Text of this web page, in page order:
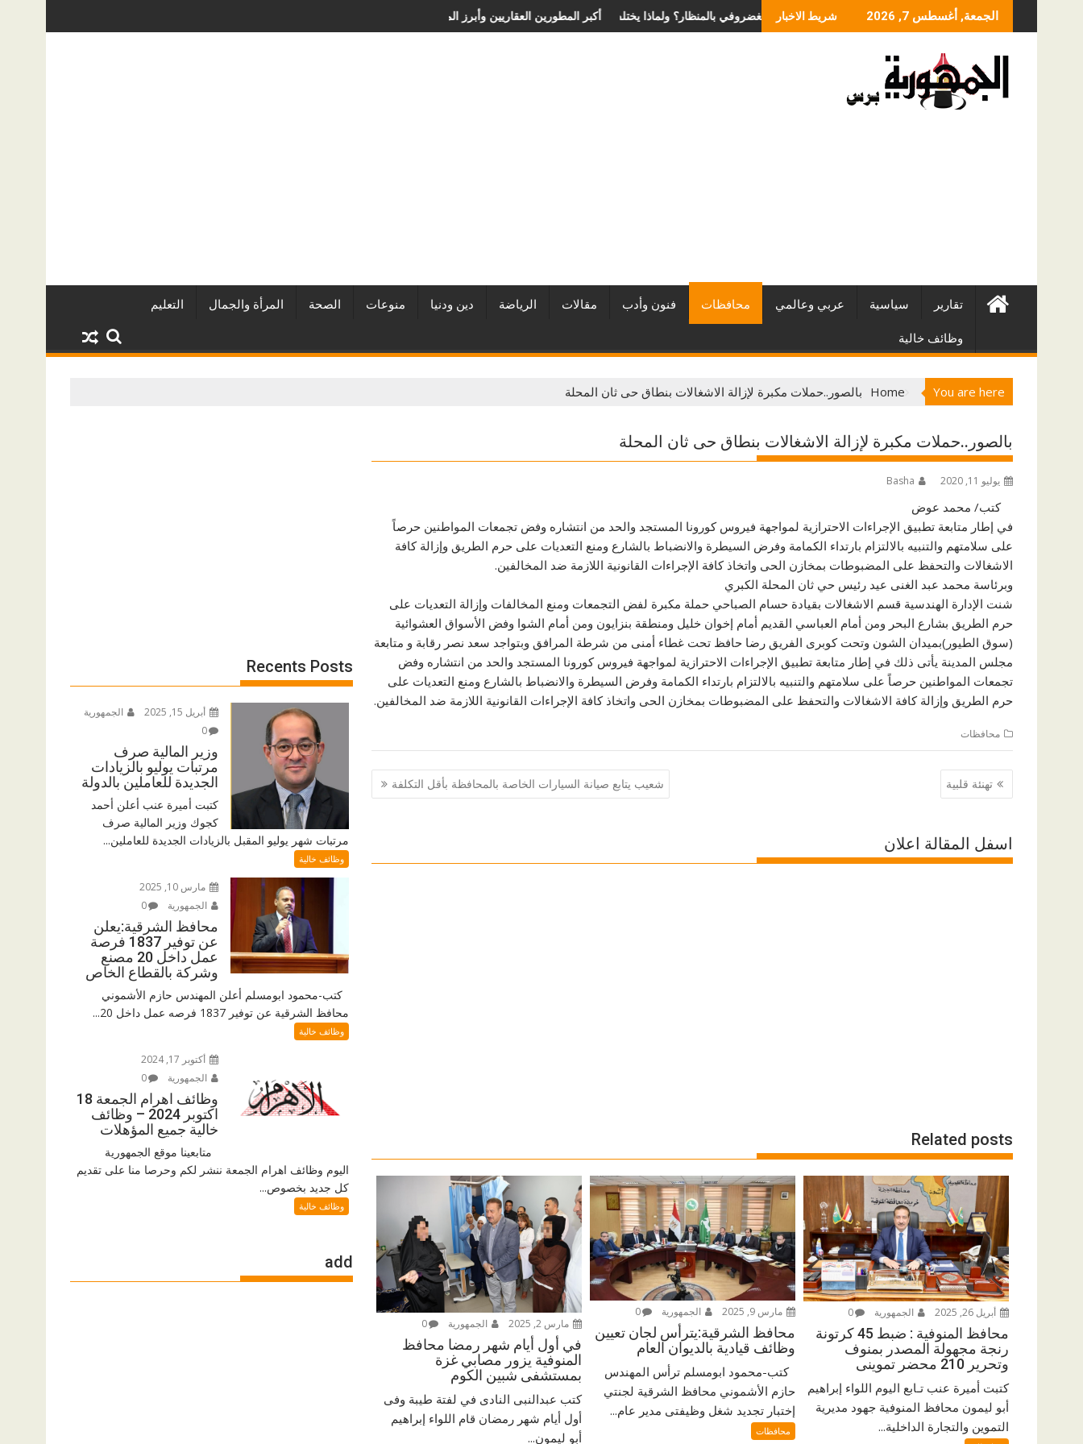
to
الجمعة, أغسطس 7, 2026 شريط الاخبار أفضل شركات التطوير العقاري في مصر من URE | أكبر المطورين العقاريين وأبرز المشروعاتما الذي يحدد سعر عملية الانزلاق الغضروفي بالمنظار؟ ولماذا يختلف من مريض لآخر؟
تقارير سياسية عربي وعالمي محافظات فنون وأدب مقالات الرياضة دين ودنيا منوعات الصحة المرأة والجمال التعليم
وظائف خالية
You are here
Home بالصور..حملات مكبرة لإزالة الاشغالات بنطاق حى ثان المحلة
بالصور..حملات مكبرة لإزالة الاشغالات بنطاق حى ثان المحلة
يوليو 11, 2020 Basha
كتب/ محمد عوض
في إطار متابعة تطبيق الإجراءات الاحترازية لمواجهة فيروس كورونا المستجد والحد من انتشاره وفض تجمعات المواطنين حرصاً
على سلامتهم والتنبيه بالالتزام بارتداء الكمامة وفرض السيطرة والانضباط بالشارع ومنع التعديات على حرم الطريق وإزالة كافة
الاشغالات والتحفظ على المضبوطات بمخازن الحى واتخاذ كافة الإجراءات القانونية اللازمة ضد المخالفين.
وبرئاسة محمد عبد الغنى عيد رئيس حي ثان المحلة الكبري
شنت الإدارة الهندسية قسم الاشغالات بقيادة حسام الصباحي حملة مكبرة لفض التجمعات ومنع المخالفات وإزالة التعديات على
حرم الطريق بشارع البحر ومن أمام العباسي القديم أمام إخوان خليل ومنطقة بنزايون ومن أمام الشوا وفض الأسواق العشوائية
(سوق الطيور)بميدان الشون وتحت كوبرى الفريق رضا حافظ تحت غطاء أمنى من شرطة المرافق وبتواجد سعد نصر رقابة و متابعة
مجلس المدينة يأتى ذلك في إطار متابعة تطبيق الإجراءات الاحترازية لمواجهة فيروس كورونا المستجد والحد من انتشاره وفض
تجمعات المواطنين حرصاً على سلامتهم والتنبيه بالالتزام بارتداء الكمامة وفرض السيطرة والانضباط بالشارع ومنع التعديات على
حرم الطريق وإزالة كافة الاشغالات والتحفظ على المضبوطات بمخازن الحى واتخاذ كافة الإجراءات القانونية اللازمة ضد المخالفين.
محافظات
تصفّح
المقالات
تهنئة قلبية شعيب يتابع صيانة السيارات الخاصة بالمحافظة بأقل التكلفة
اسفل المقالة اعلان
Related posts
أبريل 26, 2025 الجمهورية 0
محافظ المنوفية : ضبط 45 كرتونة
رنجة مجهولة المصدر بمنوف
وتحرير 210 محضر تموينى
كتبت أميرة عنب تـابع اليوم اللواء إبراهيم
أبو ليمون محافظ المنوفية جهود مديرية
التموين والتجارة الداخلية...
مارس 9, 2025 الجمهورية 0
محافظ الشرقية:يترأس لجان تعيين
وظائف قيادية بالديوان العام
كتب-محمود ابومسلم ترأس المهندس
حازم الأشموني محافظ الشرقية لجنتي
إختبار تجديد شغل وظيفتى مدير عام...
محافظات
مارس 2, 2025 الجمهورية 0
في أول أيام شهر رمضا محافظ
المنوفية يزور مصابي غزة
بمستشفى شبين الكوم
كتب عبدالنبى النادى في لفتة طيبة وفى
أول أيام شهر رمضان قام اللواء إبراهيم
أبو ليمون...
Recents Posts
أبريل 15, 2025
الجمهورية
0
وزير المالية صرف
مرتبات يوليو بالزيادات
الجديدة للعاملين بالدولة
كتبت أميرة عنب أعلن أحمد
كجوك وزير المالية صرف
مرتبات شهر يوليو المقبل بالزيادات الجديدة للعاملين...
وظائف خالية
مارس 10, 2025
الجمهورية
0
محافظ الشرقية:يعلن
عن توفير 1837 فرصة
عمل داخل 20 مصنع
وشركة بالقطاع الخاص
كتب-محمود ابومسلم أعلن المهندس حازم الأشموني
محافظ الشرقية عن توفير 1837 فرصه عمل داخل 20...
وظائف خالية
أكتوبر 17, 2024
الجمهورية
0
وظائف اهرام الجمعة 18
اكتوبر 2024 – وظائف
خالية جميع المؤهلات
متابعينا موقع الجمهورية
اليوم وظائف اهرام الجمعة ننشر لكم وحرصا منا على تقديم
كل جديد بخصوص...
وظائف خالية
add